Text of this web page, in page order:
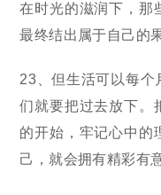
在时光的滋润下，那
最终结出属于自己的
23、但生活可以每个
们就要把过去放下。
的开始，牢记心中的
己，就会拥有精彩有